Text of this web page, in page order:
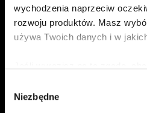
wychodzenia naprzeciw
rozwoju produktów. Masz
używa Twoich danych i w
geograficznej z
zgody
Niezbędne
Aktualizacja nie zmienia
zweryfikować czy gra jest
ostatniej aktualizacji.